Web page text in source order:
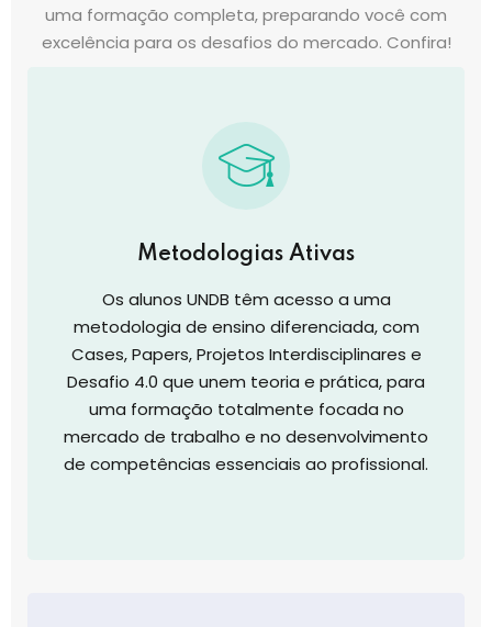
uma formação completa, preparando você com
excelência para os desafios do mercado. Confira!
Metodologias Ativas
Os alunos UNDB têm acesso a uma
metodologia de ensino diferenciada, com
Cases, Papers, Projetos Interdisciplinares e
Desafio 4.0 que unem teoria e prática, para
uma formação totalmente focada no
mercado de trabalho e no desenvolvimento
de competências essenciais ao profissional.